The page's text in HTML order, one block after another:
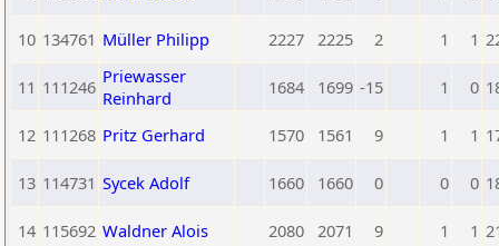
10 134761 Müller Philipp 2227 2225 2 1 1
11 111246 Priewasser
Reinhard
1684 1699 -15 1 0
12 111268 Pritz Gerhard 1570 1561 9 1 1
13 114731 Sycek Adolf 1660 1660 0 0 0
14 115692 Waldner Alois 2080 2071 9 1 1